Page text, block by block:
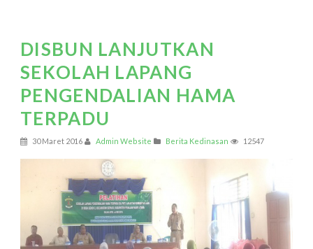
DISBUN LANJUTKAN
SEKOLAH LAPANG
PENGENDALIAN HAMA
TERPADU
30 Maret 2016 Admin Website Berita Kedinasan 12547